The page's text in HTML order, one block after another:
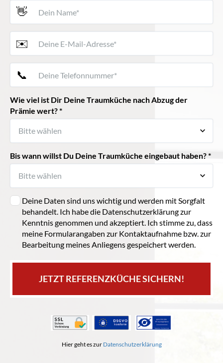
👋
✉️
📞
Wie viel ist Dir Deine Traumküche nach Abzug der
Prämie wert? *
Bis wann willst Du Deine Traumküche eingebaut haben? *
Deine Daten sind uns wichtig und werden mit Sorgfalt
behandelt. Ich habe die Datenschutzerklärung zur
Kenntnis genommen und akzeptiert. Ich stimme zu, dass
meine Formularangaben zur Kontaktaufnahme bzw. zur
Bearbeitung meines Anliegens gespeichert werden.
JETZT REFERENZKÜCHE SICHERN!
Hier geht es zur Datenschutzerklärung